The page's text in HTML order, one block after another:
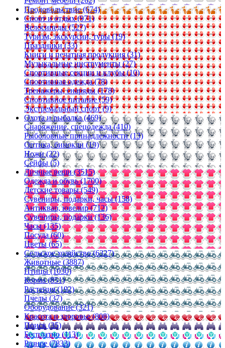
Продовольствие (674)
Спорт и отдых (971)
Велосипеды (527)
Туризм, экскурсии, туры (19)
Праздники (33)
Книги и печатная продукция (31)
Музыкальные инструменты (27)
Спортивные секции и клубы (10)
Спортивная одежда (78)
Тренажеры, снаряды (178)
Спортивное питание (59)
Экстремальный спорт (9)
Охота и рыбалка (469)
Снаряжение, спецодежда (410)
Рыболовные принадлежности (13)
Оптика, бинокли (19)
Ножи (22)
Сейфы (5)
Личные вещи (3515)
Одежда и обувь (1700)
Детские товары (549)
Сувениры, подарки, часы (158)
Антиквар, ювелир (712)
Сувениры, подарки (136)
Часы (135)
Посуда (60)
Цветы (65)
Сельское хозяйство (6327)
Животные (3887)
Птицы (1030)
Корма (851)
Растения (192)
Пчелы (37)
Оборудование (321)
Красота и здоровье (808)
Поиск (35)
Бесплатно (113)
Разное (7833)